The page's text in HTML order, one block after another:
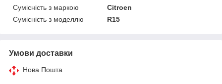
Сумісність з маркою
Citroen
Сумісність з моделлю
R15
Умови доставки
Нова Пошта